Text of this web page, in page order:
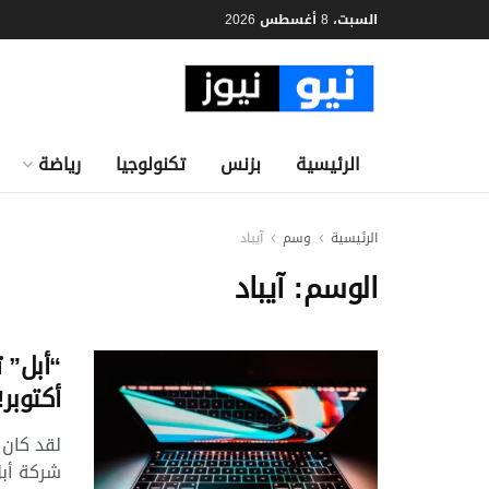
السبت، 8 أغسطس 2026
الرئيسية بزنس تكنولوجيا رياضة
الرئيسية وسم آيباد
الوسم:آيباد
لقد
شركة